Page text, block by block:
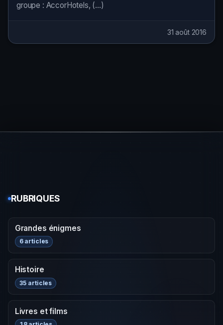
groupe : AccorHotels, (…)
31 août 2016
RUBRIQUES
Grandes énigmes
6 articles
Histoire
35 articles
Livres et films